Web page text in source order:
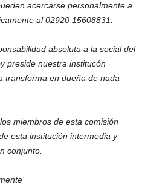
acercarse personalmente a
al 02920 15608831.
absoluta a la social del
preside nuestra institucón
transforma en dueña de nada
miembros de esta comisión
esta institución intermedia y
conjunto.